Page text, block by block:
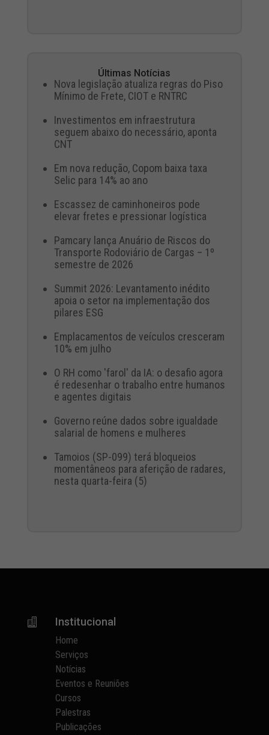
Últimas Notícias
Nova legislação atualiza regras do Piso
Mínimo de Frete, CIOT e RNTRC
Investimentos em infraestrutura
seguem abaixo do necessário, aponta
CNT
Em nova redução, Copom baixa taxa
Selic para 14% ao ano
Escassez de caminhoneiros pode
elevar fretes e pressionar logística
Pamcary lança Anuário de Riscos do
Transporte Rodoviário de Cargas – 1º
semestre de 2026
Summit 2026: Levantamento inédito
apoia o setor na implementação dos
pilares ESG
Emplacamentos de veículos cresceram
10% em julho
O RH como 'farol' da IA: o desafio agora
é redesenhar o trabalho entre humanos
e agentes digitais
Governo reúne dados sobre igualdade
salarial de homens e mulheres
Tamoios (SP-099) terá bloqueios
momentâneos para aferição de radares,
nesta quarta-feira (5)
 Institucional
Home
Serviços
Notícias
Eventos e Reuniões
Cursos
Palestras
Publicações